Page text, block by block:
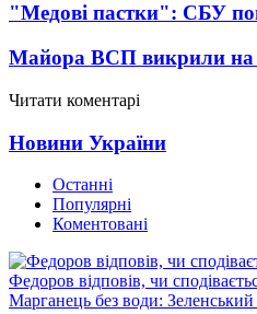
"Медові пастки": СБУ
Майора ВСП викрили на
Читати коментарі
Новини України
Останні
Популярні
Коментовані
Федоров відповів, чи
Марганець без води: Зеленський